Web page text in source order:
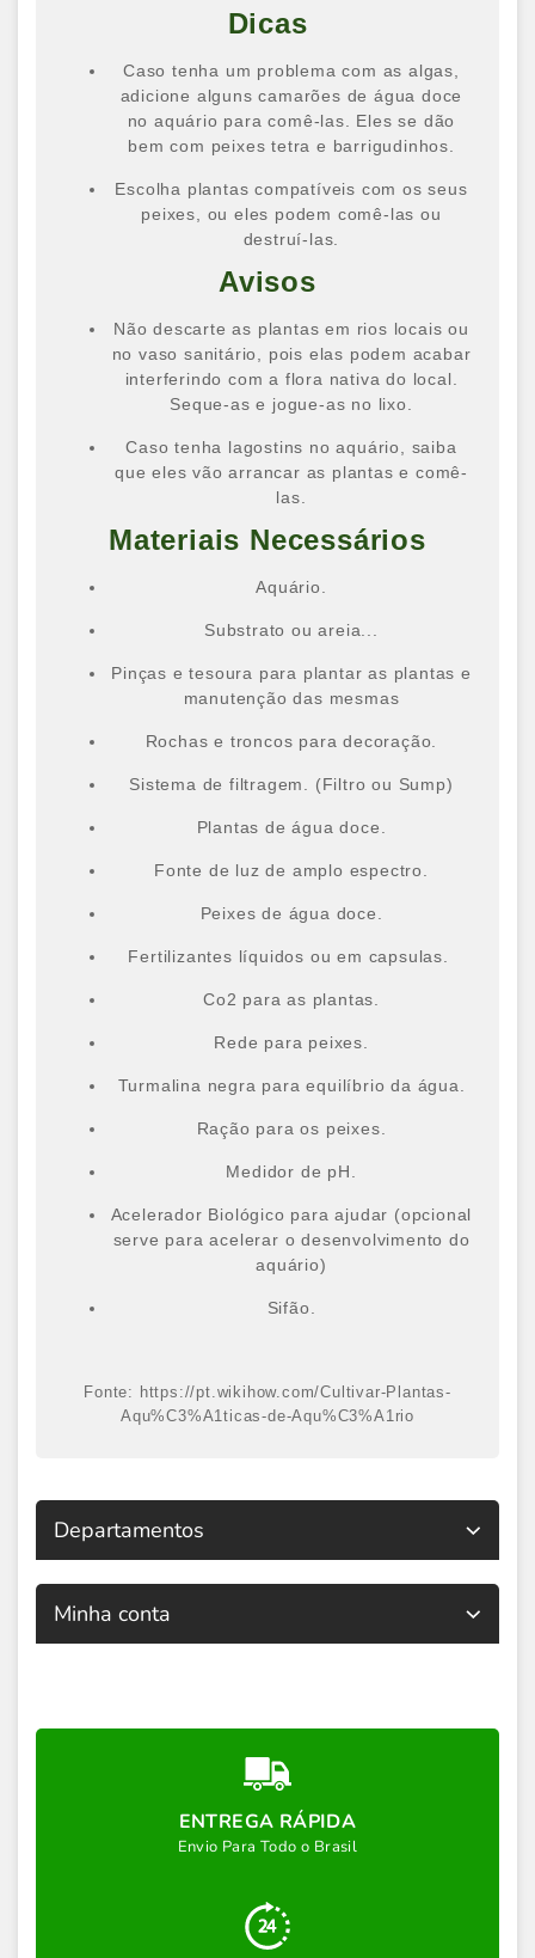
Dicas
Caso tenha um problema com as algas,
adicione alguns camarões de água doce
no aquário para comê-las. Eles se dão
bem com peixes tetra e barrigudinhos.
Escolha plantas compatíveis com os seus
peixes, ou eles podem comê-las ou
destruí-las.
Avisos
Não descarte as plantas em rios locais ou
no vaso sanitário, pois elas podem acabar
interferindo com a flora nativa do local.
Seque-as e jogue-as no lixo.
Caso tenha lagostins no aquário, saiba
que eles vão arrancar as plantas e comê-
las.
Materiais Necessários
Aquário.
Substrato ou areia...
Pinças e tesoura para plantar as plantas e
manutenção das mesmas
Rochas e troncos para decoração.
Sistema de filtragem. (Filtro ou Sump)
Plantas de água doce.
Fonte de luz de amplo espectro.
Peixes de água doce.
Fertilizantes líquidos ou em capsulas.
Co2 para as plantas.
Rede para peixes.
Turmalina negra para equilíbrio da água.
Ração para os peixes.
Medidor de pH.
Acelerador Biológico para ajudar (opcional
serve para acelerar o desenvolvimento do
aquário)
Sifão.
Fonte: https://pt.wikihow.com/Cultivar-Plantas-
Aqu%C3%A1ticas-de-Aqu%C3%A1rio
Departamentos
Minha conta
ENTREGA RÁPIDA
Envio Para Todo o Brasil